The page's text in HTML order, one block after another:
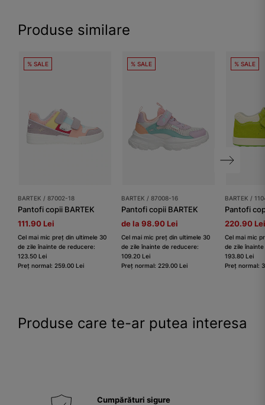
Produse similare
% SALE
BARTEK / 87002-18
Pantofi copii BARTEK
111.90 Lei
Cel mai mic preț din ultimele 30
de zile înainte de reducere:
123.50 Lei
Preț normal: 259.00 Lei
% SALE
BARTEK / 87008-16
Pantofi copii BARTEK
de la 98.90 Lei
Cel mai mic preț din ultimele 30
de zile înainte de reducere:
109.20 Lei
Preț normal: 229.00 Lei
% SALE
BARTEK /
Pantofi
220.90 Lei
Cel mai mic
de zile
193.80 Lei
Preț normal:
Produse care te-ar putea interesa
Cumpărături sigure